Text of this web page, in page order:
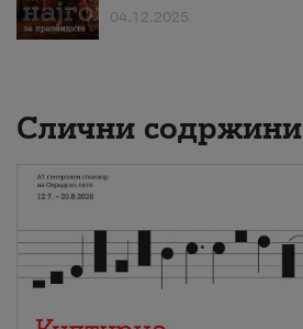
04.12.2025
Слични содржини